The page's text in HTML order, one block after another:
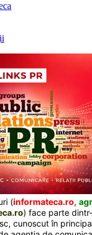
(informateca.ro,
) face parte
cunoscut în